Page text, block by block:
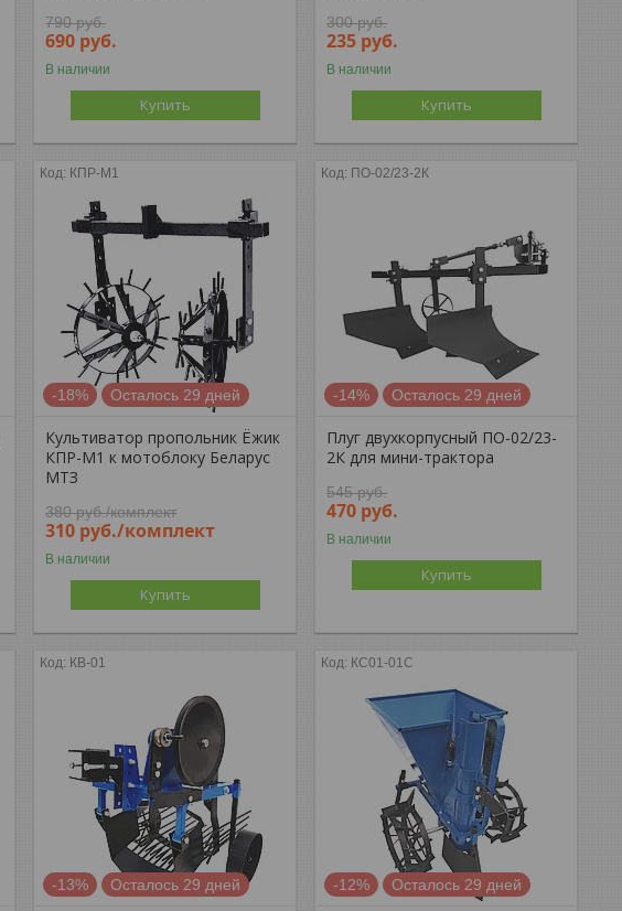
790руб.
690 руб.
В наличии
Купить
300руб.
235 руб.
В наличии
Купить
КПР-М1
-18% Осталось 29 дней
Культиватор пропольник Ёжик
КПР-М1 к мотоблоку Беларус
МТЗ
380руб./комплект
310 руб./комплект
В наличии
Купить
ПО-02/23-2К
-14% Осталось 29 дней
Плуг двухкорпусный ПО-02/23-
2К для мини-трактора
545руб.
470 руб.
В наличии
Купить
КВ-01
-13% Осталось 29 дней
КС01-01С
-12% Осталось 29 дней